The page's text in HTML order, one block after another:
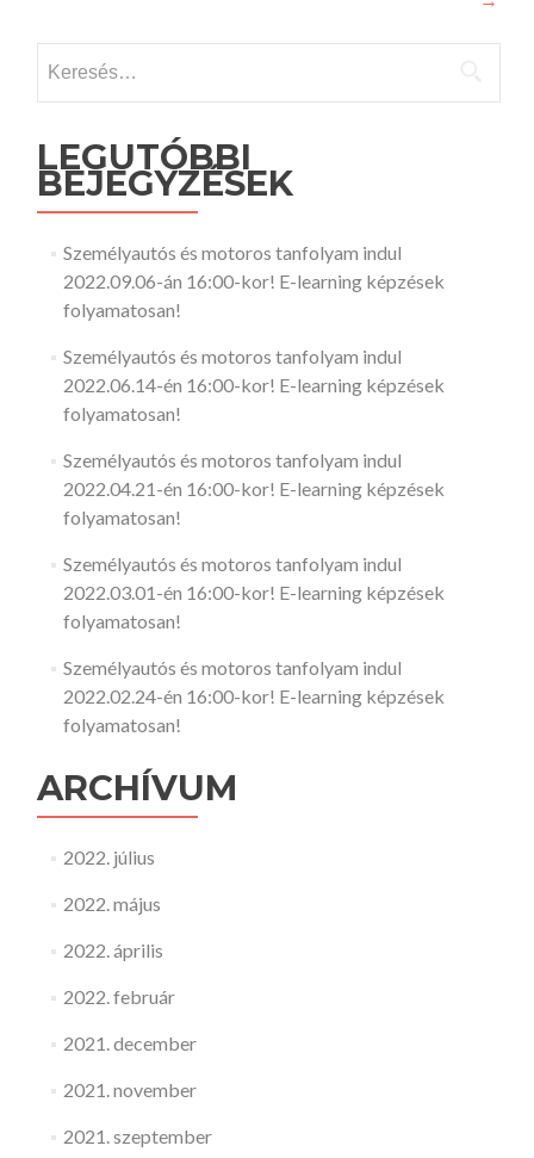
LEGUTÓBBI
BEJEGYZÉSEK
Személyautós és motoros tanfolyam indul
2022.09.06-án 16:00-kor! E-learning képzések
folyamatosan!
Személyautós és motoros tanfolyam indul
2022.06.14-én 16:00-kor! E-learning képzések
folyamatosan!
Személyautós és motoros tanfolyam indul
2022.04.21-én 16:00-kor! E-learning képzések
folyamatosan!
Személyautós és motoros tanfolyam indul
2022.03.01-én 16:00-kor! E-learning képzések
folyamatosan!
Személyautós és motoros tanfolyam indul
2022.02.24-én 16:00-kor! E-learning képzések
folyamatosan!
ARCHÍVUM
2022. július
2022. május
2022. április
2022. február
2021. december
2021. november
2021. szeptember